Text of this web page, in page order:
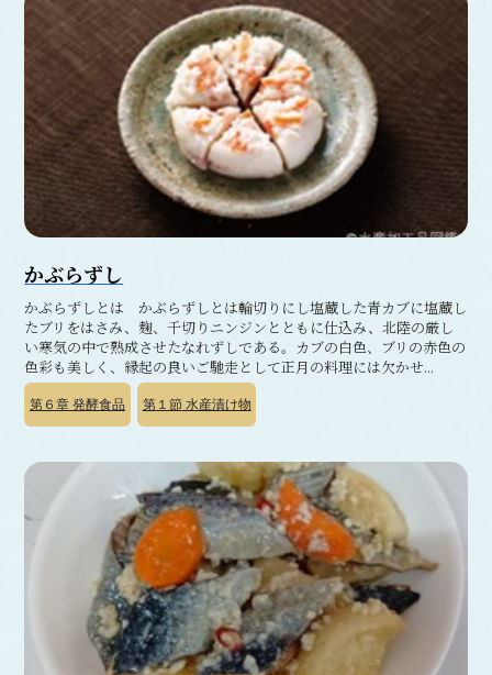
かぶらずし
かぶらずしとは かぶらずしとは輪切りにし塩蔵した青カブに塩蔵し
たブリをはさみ、麹、千切りニンジンとともに仕込み、北陸の厳し
い寒気の中で熟成させたなれずしである。カブの白色、ブリの赤色の
色彩も美しく、縁起の良いご馳走として正月の料理には欠かせ...
第６章 発酵食品 第１節水産漬け物